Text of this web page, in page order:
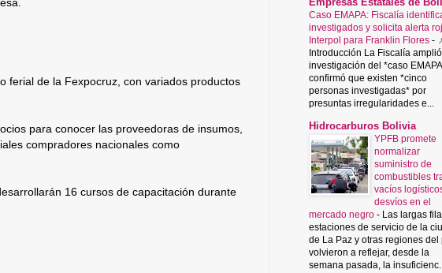
ferial de la Fexpocruz, con variados productos
para conocer las proveedoras de insumos,
compradores nacionales como
16 cursos de capacitación durante
Caso EMAPA: Fiscalía
investigados y solicita alerta
Interpol para Franklin Flores -
Introducción La Fiscalía
investigación del *caso
confirmó que existen *cinco
personas investigadas* por
presuntas irregularidades e...
Hidrocarburos Bolivia
YPFB promete
normalizar
suministro de
combustibles
vacíos
desvíos en el
mercado negro - Las largas
estaciones de servicio de la
de La Paz y otras regiones del
volvieron a reflejar, desde la
semana pasada, la